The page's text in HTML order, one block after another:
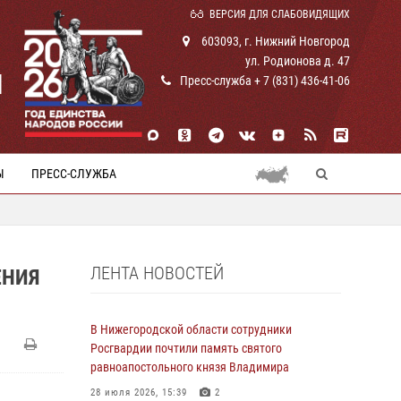
ВЕРСИЯ ДЛЯ СЛАБОВИДЯЩИХ
603093, г. Нижний Новгород
ул. Родионова д. 47
Пресс-служба + 7 (831) 436-41-06
ПРЕСС-СЛУЖБА
ЛЕНТА НОВОСТЕЙ
В Нижегородской области сотрудники
Росгвардии почтили память святого
равноапостольного князя Владимира
28 июля 2026, 15:39 2